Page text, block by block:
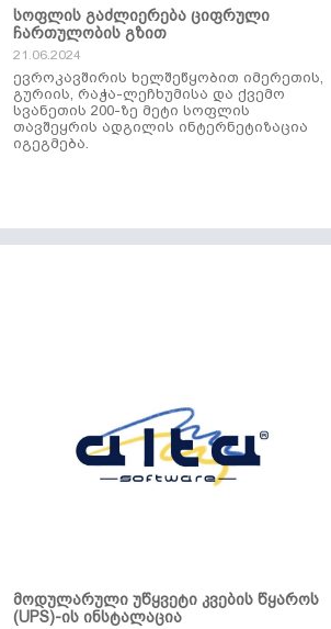
სოფლის გაძლიერება ციფრული
ჩართულობის გზით
21.06.2024
ევროკავშირის ხელშეწყობით იმერეთის,
გურიის, რაჭა-ლეჩხუმისა და ქვემო
სვანეთის 200-ზე მეტი სოფლის
თავშეყრის ადგილის ინტერნეტიზაცია
იგეგმება.
მოდულარული უწყვეტი კვების წყაროს
(UPS)-ის ინსტალაცია